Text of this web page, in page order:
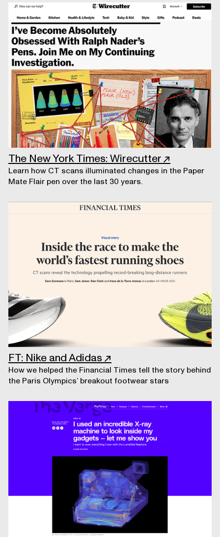
The New York Times: Wirecutter↗
Learn how CT scans illuminated changes in the Paper
Mate Flair pen over the last 30 years.
FT: Nike and Adidas↗
How we helped the Financial Times tell the story behind
the Paris Olympics’ breakout footwear stars